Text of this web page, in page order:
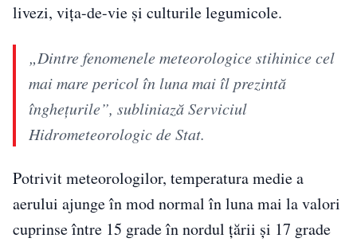
livezi, vița-de-vie și culturile legumicole.
„Dintre fenomenele meteorologice stihinice cel
mai mare pericol în luna mai îl prezintă
înghețurile”, subliniază Serviciul
Hidrometeorologic de Stat.
Potrivit meteorologilor, temperatura medie a
aerului ajunge în mod normal în luna mai la valori
cuprinse între 15 grade în nordul țării și 17 grade